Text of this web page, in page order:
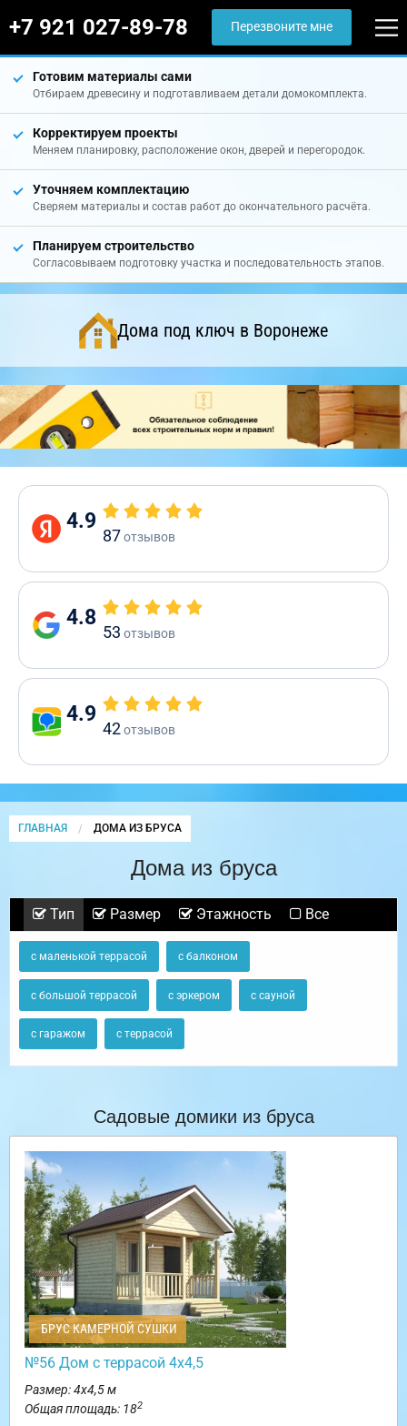
+7 921 027-89-78 Перезвоните мне
Готовим материалы сами
Отбираем древесину и подготавливаем детали домокомплекта.
Корректируем проекты
Меняем планировку, расположение окон, дверей и перегородок.
Уточняем комплектацию
Сверяем материалы и состав работ до окончательного расчёта.
Планируем строительство
Согласовываем подготовку участка и последовательность этапов.
Дома под ключ в Воронеже
4.9
87отзывов
4.8
53 отзывов
4.9
42отзывов
ГЛАВНАЯ CURRENT:
ДОМА ИЗ БРУСА
Дома из бруса
Тип Размер Этажность Все
с маленькой террасой с балконом
с большой террасой с эркером с сауной
с гаражом с террасой
Садовые домики из бруса
БРУС КАМЕРНОЙ СУШКИ
№56 Дом с террасой 4х4,5
Размер: 4х4,5 м
Общая площадь: 182